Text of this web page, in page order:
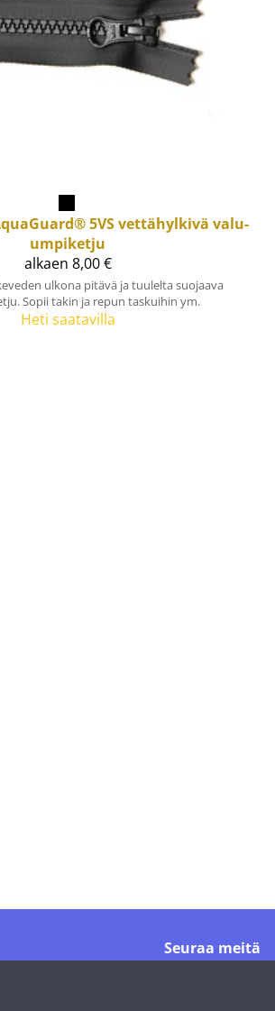
5VS vettähylkivä valu-
umpiketju
alkaen 8,00 €
ulkona pitävä ja tuulelta suojaava
Sopii takin ja repun taskuihin ym.
Heti saatavilla
Seuraa meitä